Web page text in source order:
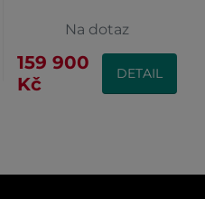
Na dotaz
159 900
Kč
DETAIL